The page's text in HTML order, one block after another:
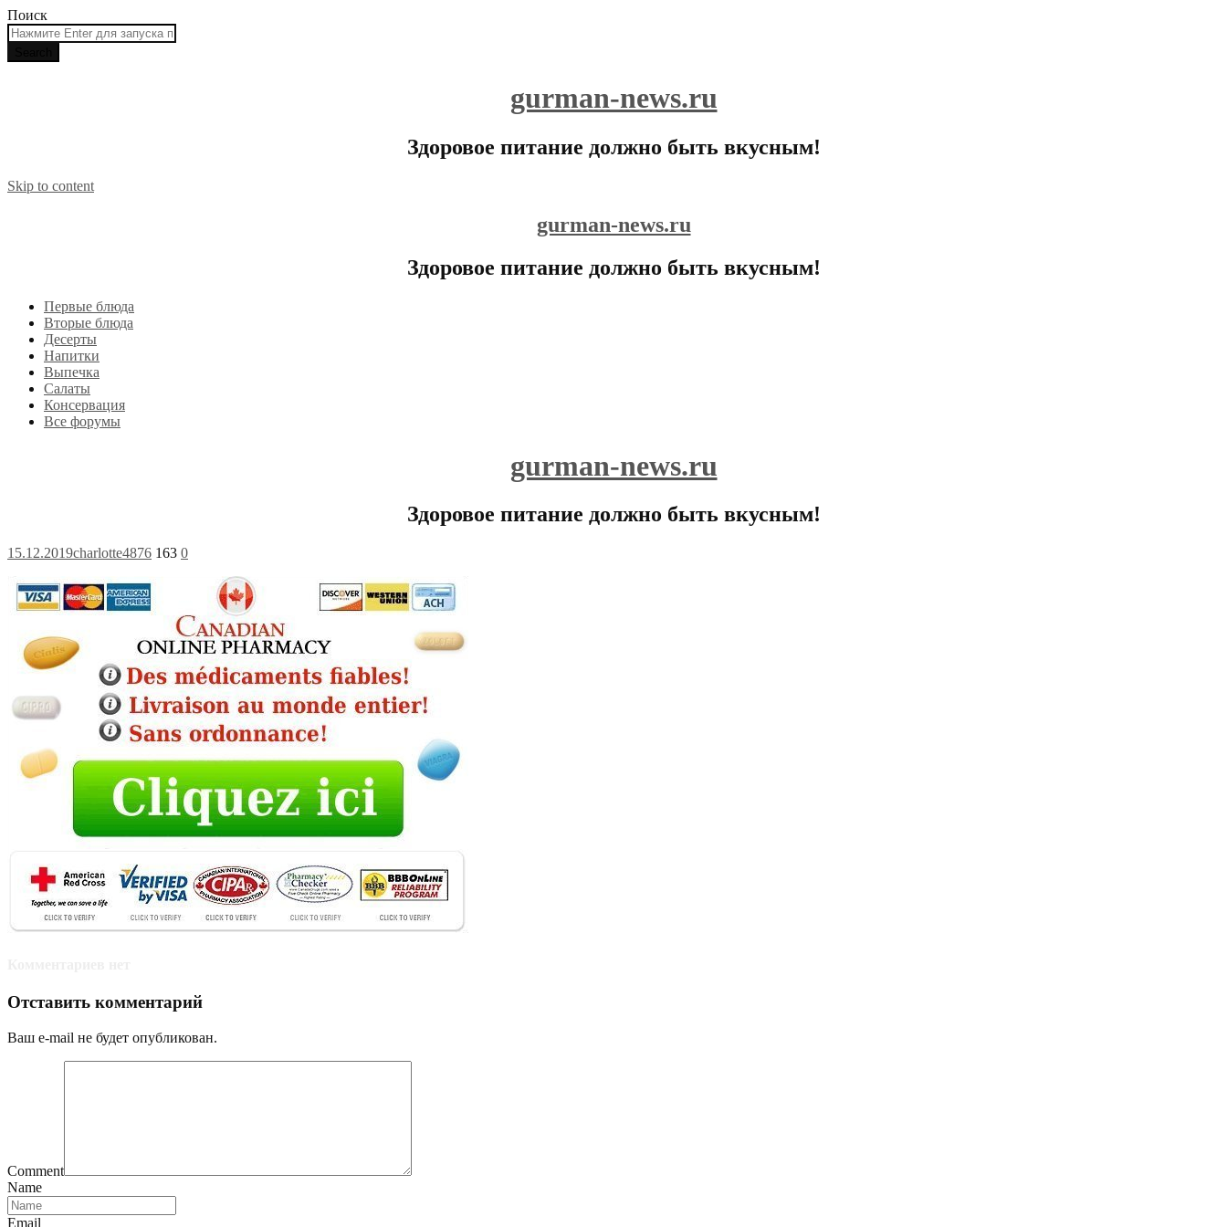
Поиск
gurman-news.ru
Здоровое питание должно быть вкусным!
Skip to content
gurman-news.ru
Здоровое питание должно быть вкусным!
Первые блюда
Вторые блюда
Десерты
Напитки
Выпечка
Салаты
Консервация
Все форумы
gurman-news.ru
Здоровое питание должно быть вкусным!
15.12.2019charlotte4876 163 0
Отставить комментарий
Ваш e-mail не будет опубликован.
Comment
Name
Email